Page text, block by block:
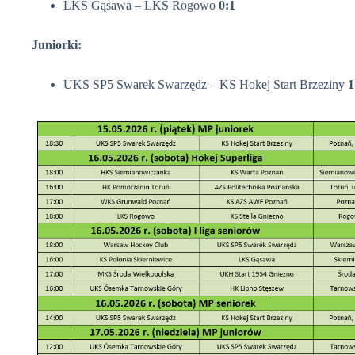
LKS Gąsawa – LKS Rogowo 0:1
Juniorki:
UKS SP5 Swarek Swarzędz – KS Hokej Start Brzeziny